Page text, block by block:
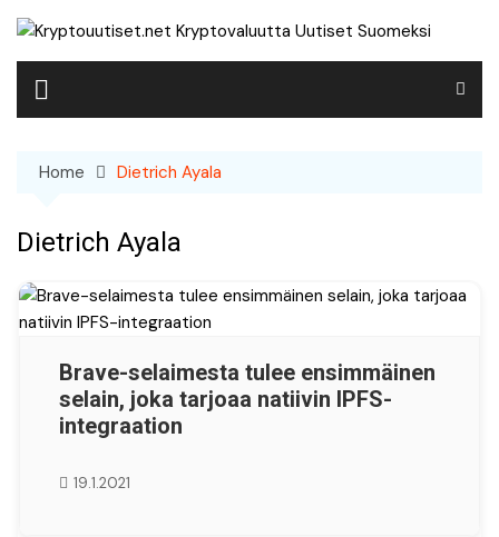
Skip
content
Home Dietrich Ayala
Dietrich Ayala
Brave-selaimesta tulee ensimmäinen
selain, joka tarjoaa natiivin IPFS-
integraation
19.1.2021